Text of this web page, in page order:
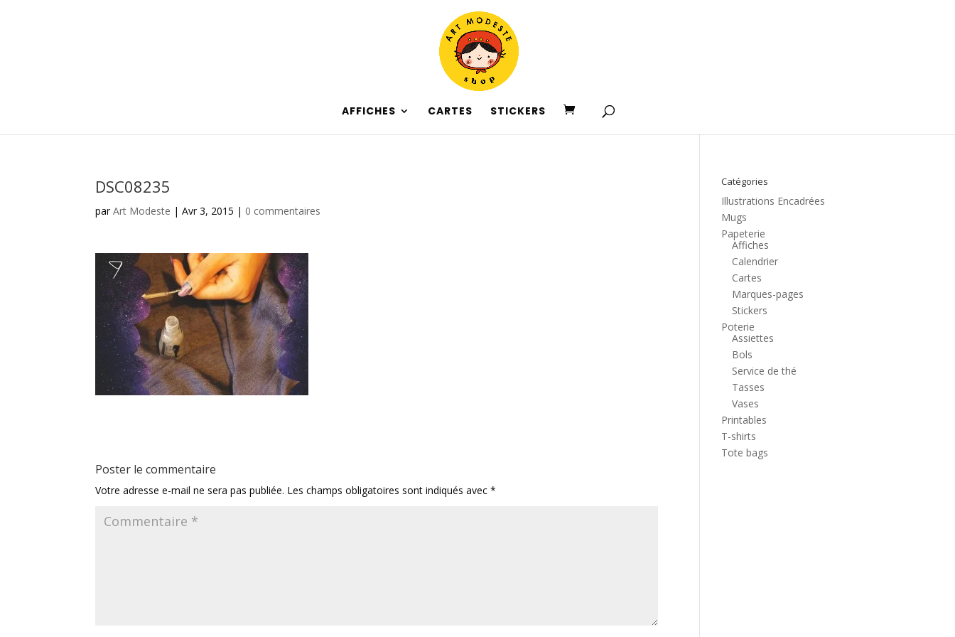
AFFICHES CARTES STICKERS
DSC08235
parArt Modeste |Avr 3, 2015 | 0 commentaires
Poster le commentaire
Votre adresse e-mail ne sera pas publiée. Les champs obligatoires sont indiqués avec*
Catégories
Illustrations Encadrées
Mugs
Papeterie
Affiches
Calendrier
Cartes
Marques-pages
Stickers
Poterie
Assiettes
Bols
Service de thé
Tasses
Vases
Printables
T-shirts
Tote bags